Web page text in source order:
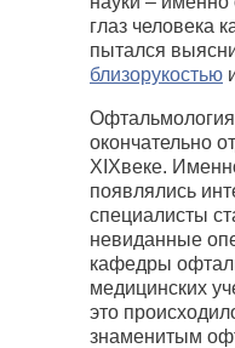
глаз человека
пытался
близорукостью
Офтальмология
окончательно
XIXвеке.
появлялись
специалисты
невиданные
кафедры
медицинских
это
знаменитым